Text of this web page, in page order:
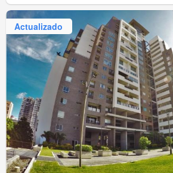
Actualizado